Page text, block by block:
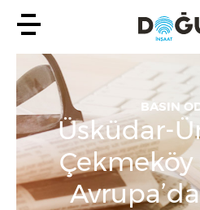
BASIN
Üsküdar-